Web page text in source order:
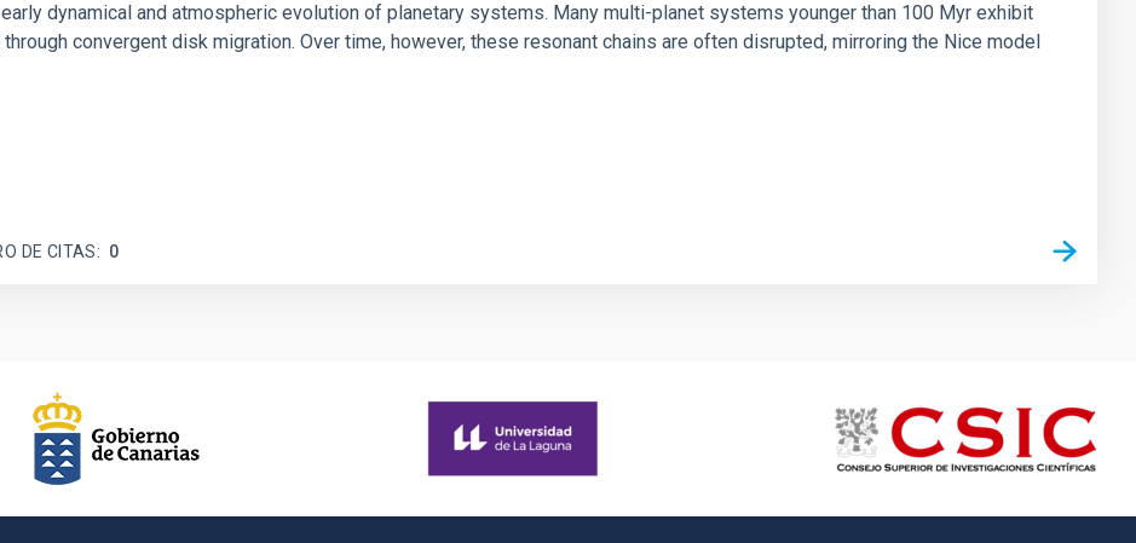
dynamical and atmospheric evolution of planetary systems. Many multi-planet systems younger than 100 Myr exhibit
convergent disk migration. Over time, however, these resonant chains are often disrupted, mirroring the Nice model
DE CITAS 0